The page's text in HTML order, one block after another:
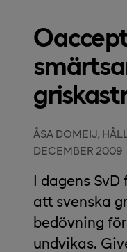
ÅSA DOMEIJ,
DECEMBER 2009
I dagens
att svenska
bedövning
undvikas.